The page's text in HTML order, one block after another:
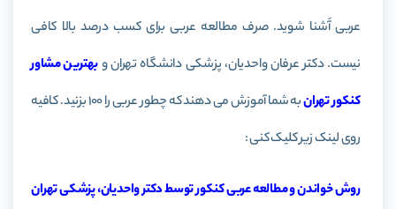
عربی آَشنا شوید. صرف مطالعه عربی برای کسب درصد بالا کافی
نیست. دکتر عرفان واحدیان، پزشکی دانشگاه تهران وبهترین مشاور
کنکور تهران
به شما آموزش می دهند که چطور عربی را 100 بزنید. کافیه
روی لینک زیر کلیک کنی :
روش خواندن و مطالعه عربی کنکور توسط دکتر واحدیان، پزشکی تهران